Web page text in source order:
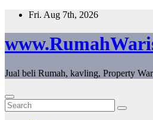
Skip
content
Fri. Aug 7th, 2026
Jual beli Rumah, kavling, Property